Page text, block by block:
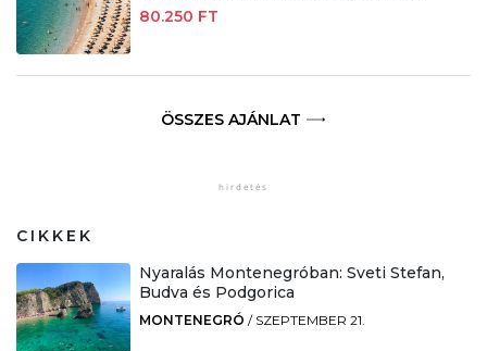
80.250 FT
ÖSSZES AJÁNLAT
CIKKEK
Nyaralás Montenegróban: Sveti Stefan,
Budva és Podgorica
MONTENEGRÓ / SZEPTEMBER 21.